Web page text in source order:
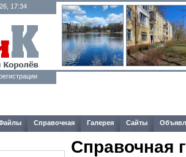
17:34
Справочная Галерея Сайты
Справочная